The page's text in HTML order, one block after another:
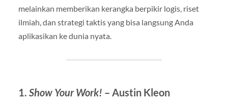
melainkan memberikan kerangka berpikir logis, riset
ilmiah, dan strategi taktis yang bisa langsung Anda
aplikasikan ke dunia nyata.
1. Show Your Work! – Austin Kleon